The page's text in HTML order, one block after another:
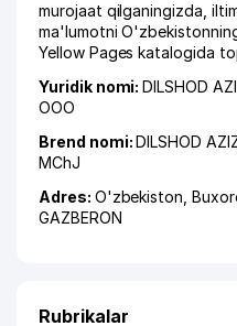
murojaat qilganingizda,
ma'lumotni
Yellow Pages katalogida
Yuridik nomi:DILSHOD
ООО
Brend nomi:DILSHOD
MChJ
Adres: O'zbekiston,
GAZBERON
Rubrikalar